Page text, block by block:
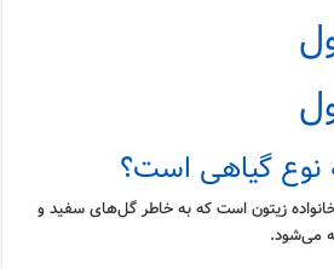
گیاهی است؟
زیتون است که به خاطر گل‌های سفید و
می‌شود.